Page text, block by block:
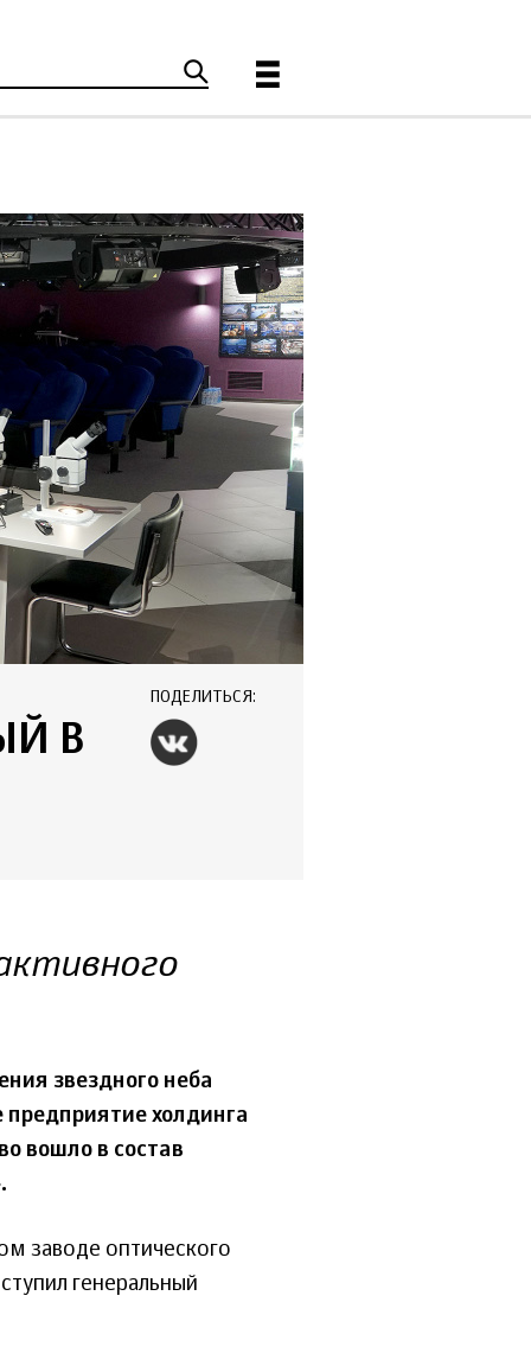
ПОДЕЛИТЬСЯ:
В
звездного неба
холдинга
вошло в состав
заводе оптического
генеральный